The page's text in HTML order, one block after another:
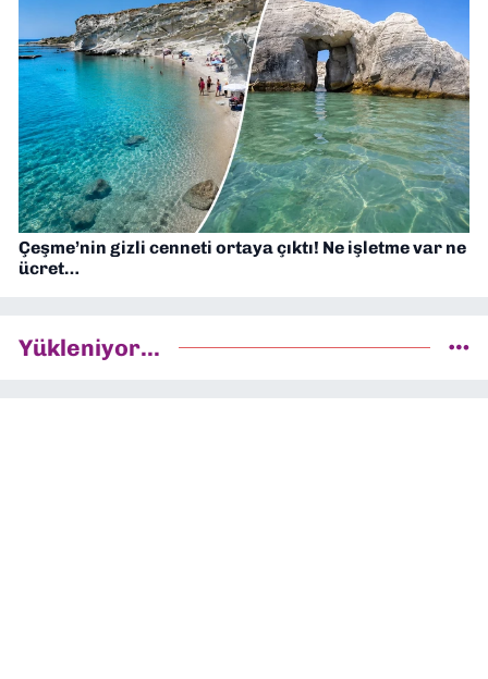
Çeşme’nin gizli cenneti ortaya çıktı! Ne işletme var ne
ücret…
Yükleniyor...